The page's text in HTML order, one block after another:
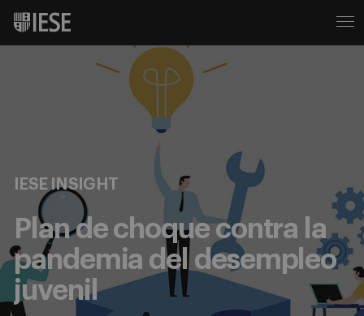
IESE INSIGHT
Plan de choque contra la
pandemia del desempleo
juvenil